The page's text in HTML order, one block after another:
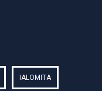
IALOMITA